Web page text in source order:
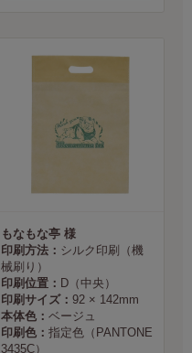
もなもな亭 様
印刷方法： シルク印刷（機
械刷り）
印刷位置： D（中央）
印刷サイズ： 92 × 142mm
本体色： ベージュ
印刷色： 指定色（PANTONE
3435C）